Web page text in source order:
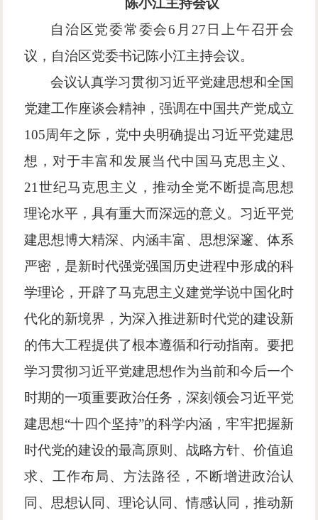
自治区党委常委会6月27日上午召开会
议，自治区党委书记陈小江主持会议。
会议认真学习贯彻习近平党建思想和全国
党建工作座谈会精神，强调在中国共产党成立
105周年之际，党中央明确提出习近平党建思
想，对于丰富和发展当代中国马克思主义、
21世纪马克思主义，推动全党不断提高思想
理论水平，具有重大而深远的意义。习近平党
建思想博大精深、内涵丰富、思想深邃、体系
严密，是新时代强党强国历史进程中形成的科
学理论，开辟了马克思主义建党学说中国化时
代化的新境界，为深入推进新时代党的建设新
的伟大工程提供了根本遵循和行动指南。要把
学习贯彻习近平党建思想作为当前和今后一个
时期的一项重要政治任务，深刻领会习近平党
建思想“十四个坚持”的科学内涵，牢牢把握新
时代党的建设的最高原则、战略方针、价值追
求、工作布局、方法路径，不断增进政治认
同、思想认同、理论认同、情感认同，推动新